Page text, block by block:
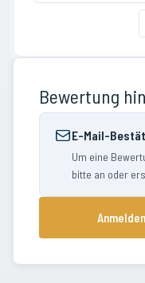
Bewertung
E-Mail-
Um eine
bitte an oder